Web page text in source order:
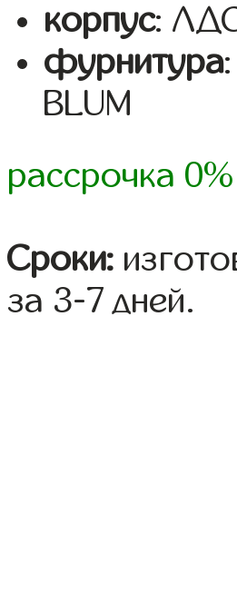
корпус:
фурнитура
BLUM
рассрочка
Сроки:
за 3-7 дней.